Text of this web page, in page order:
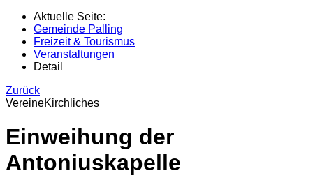
Aktuelle Seite:
Gemeinde Palling
Freizeit & Tourismus
Veranstaltungen
Detail
Zurück
VereineKirchliches
Einweihung der
Antoniuskapelle